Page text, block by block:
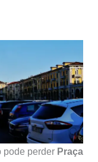
pode perder Praça